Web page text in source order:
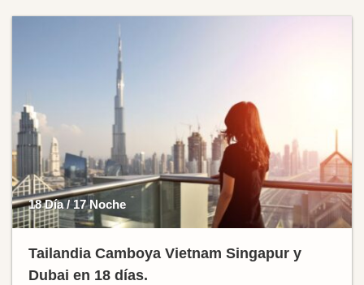
18 Día / 17 Noche
Tailandia Camboya Vietnam Singapur y
Dubai en 18 días.